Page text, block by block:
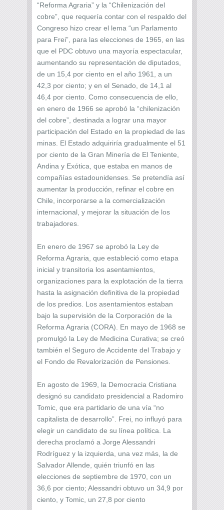
“Reforma Agraria” y la “Chilenización del
cobre”, que requería contar con el respaldo del
Congreso hizo crear el lema “un Parlamento
para Frei”, para las elecciones de 1965, en las
que el PDC obtuvo una mayoría espectacular,
aumentando su representación de diputados,
de un 15,4 por ciento en el año 1961, a un
42,3 por ciento; y en el Senado, de 14,1 al
46,4 por ciento. Como consecuencia de ello,
en enero de 1966 se aprobó la “chilenización
del cobre”, destinada a lograr una mayor
participación del Estado en la propiedad de las
minas. El Estado adquiriría gradualmente el 51
por ciento de la Gran Minería de El Teniente,
Andina y Exótica, que estaba en manos de
compañías estadounidenses. Se pretendía así
aumentar la producción, refinar el cobre en
Chile, incorporarse a la comercialización
internacional, y mejorar la situación de los
trabajadores.
En enero de 1967 se aprobó la Ley de
Reforma Agraria, que estableció como etapa
inicial y transitoria los asentamientos,
organizaciones para la explotación de la tierra
hasta la asignación definitiva de la propiedad
de los predios. Los asentamientos estaban
bajo la supervisión de la Corporación de la
Reforma Agraria (CORA). En mayo de 1968 se
promulgó la Ley de Medicina Curativa; se creó
también el Seguro de Accidente del Trabajo y
el Fondo de Revalorización de Pensiones.
En agosto de 1969, la Democracia Cristiana
designó su candidato presidencial a Radomiro
Tomic, que era partidario de una vía “no
capitalista de desarrollo”. Frei, no influyó para
elegir un candidato de su línea política. La
derecha proclamó a Jorge Alessandri
Rodríguez y la izquierda, una vez más, la de
Salvador Allende, quién triunfó en las
elecciones de septiembre de 1970, con un
36,6 por ciento; Alessandri obtuvo un 34,9 por
ciento, y Tomic, un 27,8 por ciento